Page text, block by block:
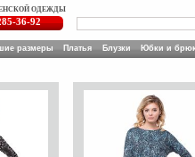
ОДЕЖДЫ
36-92
размеры Платья Блузки Юбки и